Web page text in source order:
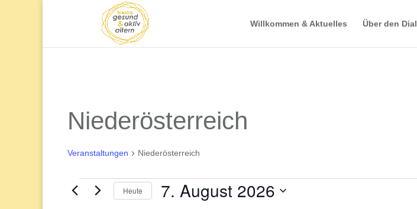
Willkommen & Aktuelles Über den
Niederösterreich
Veranstaltungen Niederösterreich
Veranstaltungen
Heute 7. August 2026